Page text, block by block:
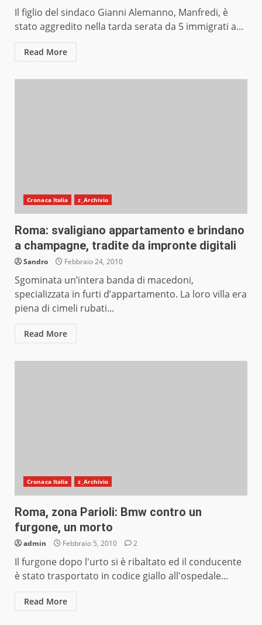
Il figlio del sindaco Gianni Alemanno, Manfredi, è
stato aggredito nella tarda serata da 5 immigrati a...
Read More
Cronaca Italia z_Archivio
Roma: svaligiano appartamento e brindano
a champagne, tradite da impronte digitali
Sandro Febbraio 24, 2010
Sgominata un’intera banda di macedoni,
specializzata in furti d’appartamento. La loro villa era
piena di cimeli rubati...
Read More
Cronaca Italia z_Archivio
Roma, zona Parioli: Bmw contro un
furgone, un morto
admin Febbraio 5, 2010 2
Il furgone dopo l'urto si è ribaltato ed il conducente
è stato trasportato in codice giallo all'ospedale...
Read More